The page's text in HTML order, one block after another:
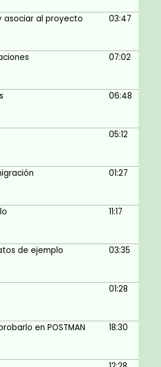
Angular 2+ y ReactJS,
cosa, desde pequeños
aplicaciones de nivel
actualización de nuevo
con VUE.
no se sobrecargan)
datos en tablas
de formularios
asociar al proyecto 03:47
07:02
06:48
05:12
01:27
11:17
de ejemplo 03:35
01:28
en POSTMAN 18:30